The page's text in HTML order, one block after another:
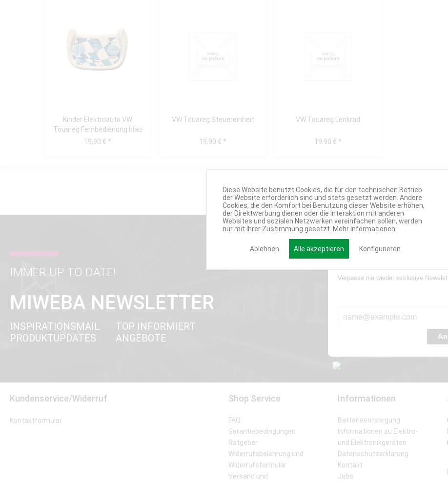
Kinder Elektroauto VW
Touareg Fernbedienung blau
19,90 € *
VW Touareg Steuereinheit
19,90 € *
VW Touareg Lenkrad
19,90 € *
IMMER UP TO DATE!
MIWEBA NEWSLETTER
INSPIRATIONSMAIL
PRODUKTUPDATES
TOP INFORMIERT
ANGEBOTE
Werde Teil der Miweba
Verpasse nie wieder exklusive
Kundenservice/Widerruf
Kontaktformular
Shop Service
FAQ
Garantiebedingungen
Ratgeber
Widerrufsbelehrung und
Widerrufsformular
Versand und
Informationen
Batterieentsorgung
Informationen zu Elektro-
und Elektronikgeräten
Datenschutzerklärung
Kontakt
Jobs
Diese Website benutzt Cookies, die für den technischen Betrieb
der Website erforderlich sind und stets gesetzt werden. Andere
Cookies, die den Komfort bei Benutzung dieser Website erhöhen,
der Direktwerbung dienen oder die Interaktion mit anderen
Websites und sozialen Netzwerken vereinfachen sollen, werden
nur mit Ihrer Zustimmung gesetzt. Mehr Informationen
Ablehnen Alle akzeptieren Konfigurieren